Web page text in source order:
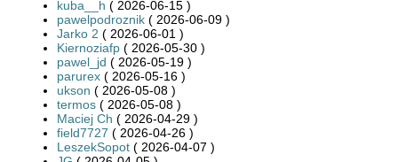
kuba__h ( 2026-06-15 )
pawelpodroznik ( 2026-06-09 )
Jarko 2 ( 2026-06-01 )
Kiernoziafp ( 2026-05-30 )
pawel_jd ( 2026-05-19 )
parurex ( 2026-05-16 )
ukson ( 2026-05-08 )
termos ( 2026-05-08 )
Maciej Ch ( 2026-04-29 )
field7727 ( 2026-04-26 )
LeszekSopot ( 2026-04-07 )